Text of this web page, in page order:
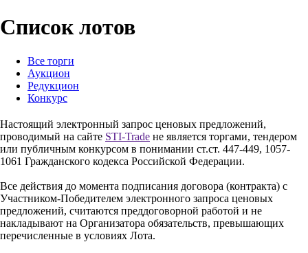
Список лотов
Все торги
Аукцион
Редукцион
Конкурс
Настоящий электронный запрос ценовых предложений,
проводимый на сайте STI-Trade не является торгами, тендером
или публичным конкурсом в понимании ст.ст. 447-449, 1057-
1061 Гражданского кодекса Российской Федерации.
Все действия до момента подписания договора (контракта) с
Участником-Победителем электронного запроса ценовых
предложений, считаются преддоговорной работой и не
накладывают на Организатора обязательств, превышающих
перечисленные в условиях Лота.